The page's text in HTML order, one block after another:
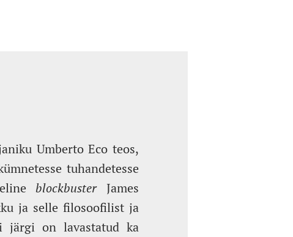
Umberto Eco teos,
tuhandetesse
blockbusterJames
ja selle filosoofilist ja
järgi on lavastatud ka